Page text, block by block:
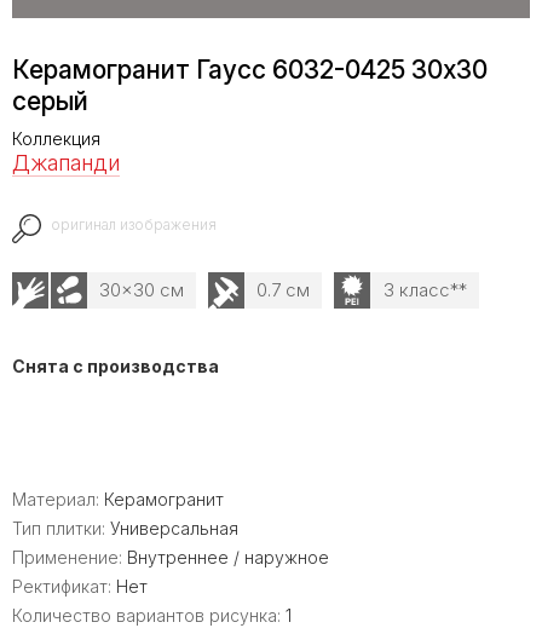
Керамогранит Гаусс 6032-0425 30x30
серый
Коллекция
Джапанди
оригинал изображения
30x30 см 0.7 см 3 класс**
Снята с производства
Материал: Керамогранит
Тип плитки: Универсальная
Применение: Внутреннее / наружное
Ректификат: Нет
Количество вариантов рисунка: 1